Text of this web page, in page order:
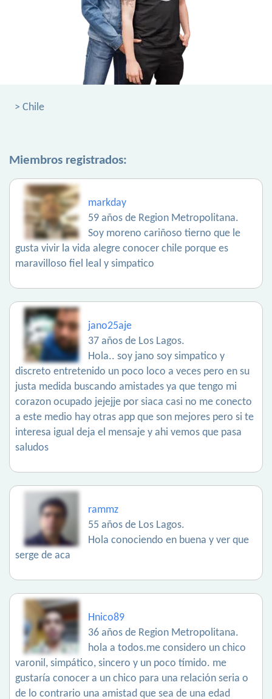
> Chile
Miembros registrados:
markday
59 años de Region Metropolitana.
Soy moreno cariñoso tierno que le
gusta vivir la vida alegre conocer chile porque es
maravilloso fiel leal y simpatico
jano25aje
37 años de Los Lagos.
Hola.. soy jano soy simpatico y
discreto entretenido un poco loco a veces pero en su
justa medida buscando amistades ya que tengo mi
corazon ocupado jejejje por siaca casi no me conecto
a este medio hay otras app que son mejores pero si te
interesa igual deja el mensaje y ahi vemos que pasa
saludos
rammz
55 años de Los Lagos.
Hola conociendo en buena y ver que
serge de aca
Hnico89
36 años de Region Metropolitana.
hola a todos.me considero un chico
varonil, simpático, sincero y un poco tímido. me
gustaría conocer a un chico para una relación seria o
de lo contrario una amistad que sea de una edad